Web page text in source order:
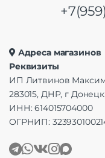
Адреса магазинов
Реквизиты
ИП Литвинов
283015, ДНР, г
ИНН: 614015704000
ОГРНИП: